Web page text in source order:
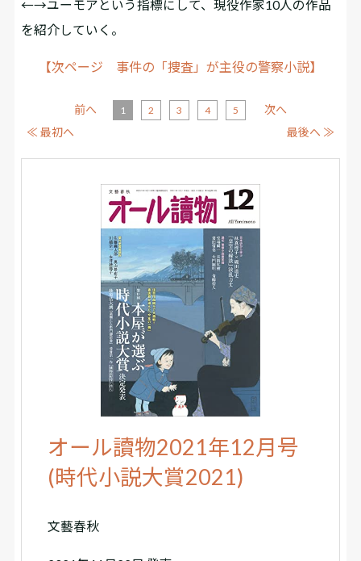
←→ユーモアという指標にして、現役作家10人の作品
を紹介していく。
【次ページ 事件の「捜査」が主役の警察小説】
≪ 最初へ
前へ 1 2 3 4 5
次へ
最後へ ≫
オール讀物2021年12月号
(時代小説大賞2021)
文藝春秋